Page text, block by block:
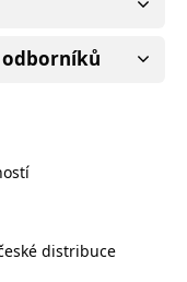
odborníků
distribuce